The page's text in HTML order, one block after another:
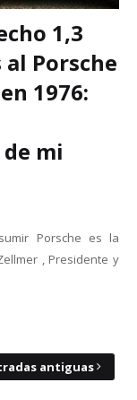
1,3
Porsche
1976:
mi
Porsche es la
, Presidente y
antiguas